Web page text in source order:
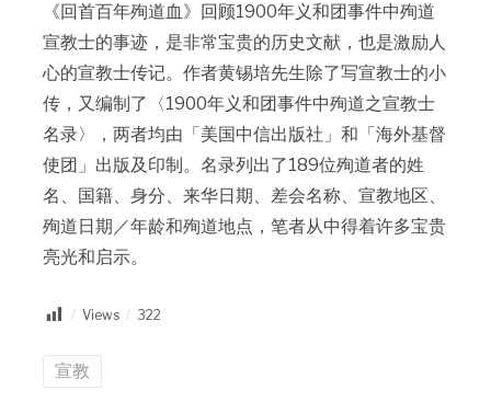
《回首百年殉道血》回顾1900年义和团事件中殉道
宣教士的事迹，是非常宝贵的历史文献，也是激励人
心的宣教士传记。作者黄锡培先生除了写宣教士的小
传，又编制了〈1900年义和团事件中殉道之宣教士
名录〉，两者均由「美国中信出版社」和「海外基督
使团」出版及印制。名录列出了189位殉道者的姓
名、国籍、身分、来华日期、差会名称、宣教地区、
殉道日期／年龄和殉道地点，笔者从中得着许多宝贵
亮光和启示。
Views 322
宣教